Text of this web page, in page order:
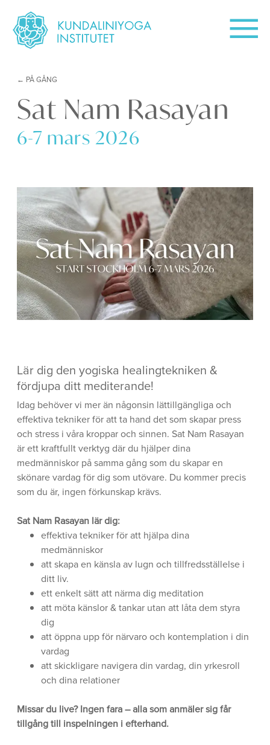
PÅ GÅNG
Sat Nam Rasayan
6-7 mars 2026
Lär dig den yogiska healingtekniken &
fördjupa ditt mediterande!
Idag behöver vi mer än någonsin lättillgängliga och
effektiva tekniker för att ta hand det som skapar press
och stress i våra kroppar och sinnen. Sat Nam Rasayan
är ett kraftfullt verktyg där du hjälper dina
medmänniskor på samma gång som du skapar en
skönare vardag för dig som utövare. Du kommer precis
som du är, ingen förkunskap krävs.
Sat Nam Rasayan lär dig:
effektiva tekniker för att hjälpa dina
medmänniskor
att skapa en känsla av lugn och tillfredsställelse i
ditt liv.
ett enkelt sätt att närma dig meditation
att möta känslor & tankar utan att låta dem styra
dig
att öppna upp för närvaro och kontemplation i din
vardag
att skickligare navigera din vardag, din yrkesroll
och dina relationer
Missar du live? Ingen fara – alla som anmäler sig får
tillgång till inspelningen i efterhand.